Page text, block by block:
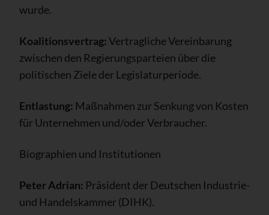
wurde.
Koalitionsvertrag:Vertragliche Vereinbarung
zwischen den Regierungsparteien über die
politischen Ziele der Legislaturperiode.
Entlastung: Maßnahmen zur Senkung von Kosten
für Unternehmen und/oder Verbraucher.
Biographien und Institutionen
Peter Adrian: Präsident der Deutschen Industrie-
und Handelskammer (DIHK).